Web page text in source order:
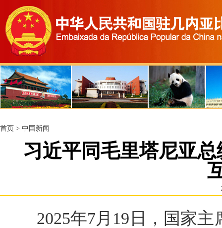
首页 > 中国新闻
习近平同毛里塔尼亚
2025年7月19日，国家